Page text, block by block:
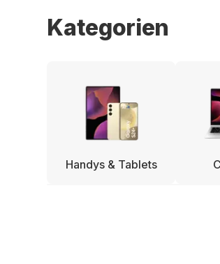
Kategorien
Handys & Tablets